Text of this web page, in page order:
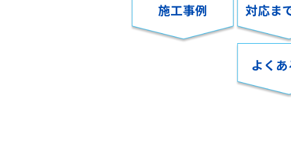
施工事例 対応ま
よく